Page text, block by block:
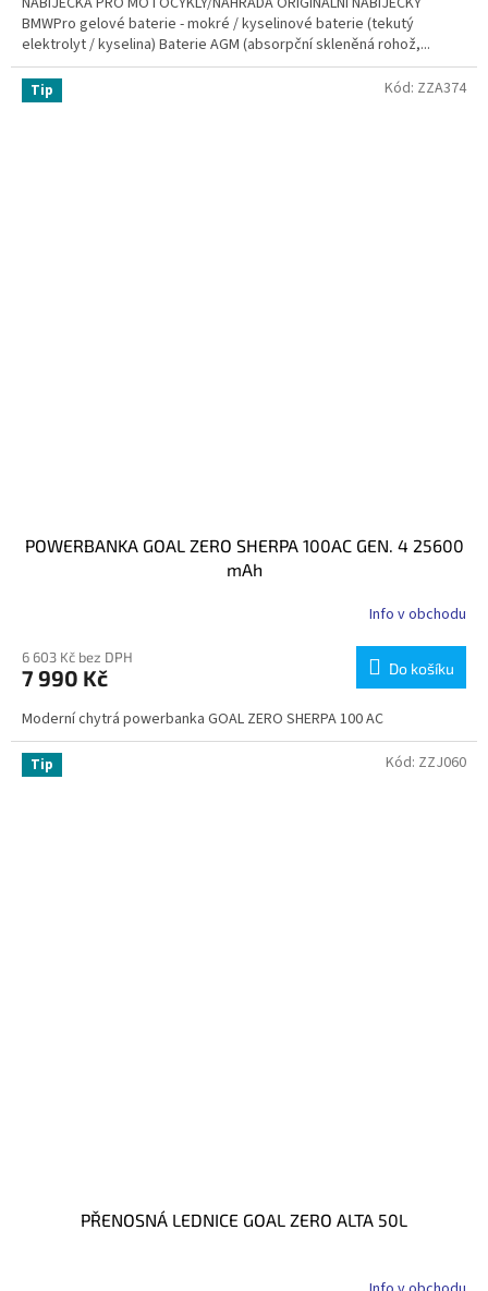
BMWPro gelové baterie - mokré / kyselinové baterie (tekutý
elektrolyt / kyselina) Baterie AGM (absorpční skleněná rohož,...
Tip
POWERBANKA GOAL ZERO SHERPA 100AC GEN. 4 25600
mAh
Info v obchodu
6 603 Kč bez DPH
7 990 Kč Do košíku
Moderní chytrá powerbanka GOAL ZERO SHERPA 100 AC
Kód: ZZA374
Tip
PŘENOSNÁ LEDNICE GOAL ZERO ALTA 50L
Kód: ZZJ060